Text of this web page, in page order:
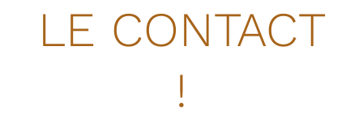
LE CONTACT
!